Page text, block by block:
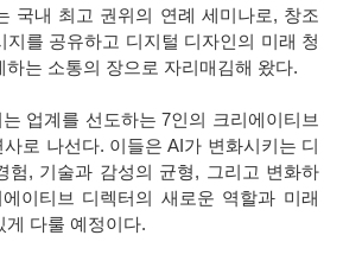
국내 최고 권위의 연례 세미나로, 창조
지를 공유하고 디지털 디자인의 미래 청
하는 소통의 장으로 자리매김해 왔다.
업계를 선도하는 7인의 크리에이티브
로 나선다. 이들은 AI가 변화시키는 디
험, 기술과 감성의 균형, 그리고 변화하
이티브 디렉터의 새로운 역할과 미래
게 다룰 예정이다.